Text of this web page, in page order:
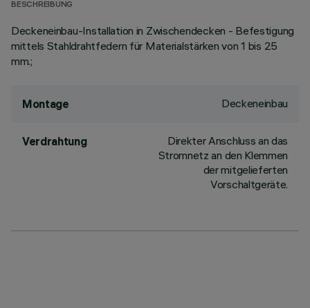
BESCHREIBUNG
Deckeneinbau-Installation in Zwischendecken - Befestigung
mittels Stahldrahtfedern für Materialstärken von 1 bis 25
mm.;
Montage Deckeneinbau
Verdrahtung
Direkter Anschluss an das
Stromnetz an den Klemmen
der mitgelieferten
Vorschaltgeräte.